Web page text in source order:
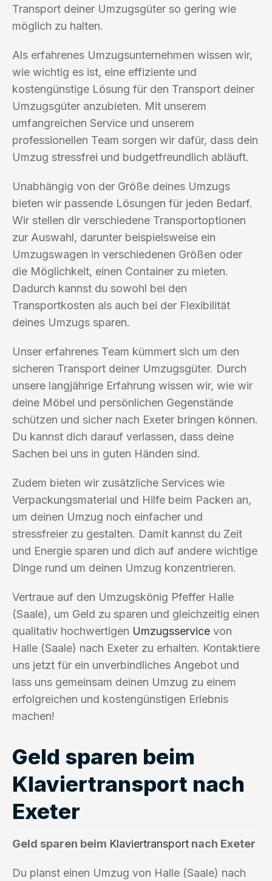
Transport deiner Umzugsgüter so gering wie
möglich zu halten.
Als erfahrenes Umzugsunternehmen wissen wir,
wie wichtig es ist, eine effiziente und
kostengünstige Lösung für den Transport deiner
Umzugsgüter anzubieten. Mit unserem
umfangreichen Service und unserem
professionellen Team sorgen wir dafür, dass dein
Umzug stressfrei und budgetfreundlich abläuft.
Unabhängig von der Größe deines Umzugs
bieten wir passende Lösungen für jeden Bedarf.
Wir stellen dir verschiedene Transportoptionen
zur Auswahl, darunter beispielsweise ein
Umzugswagen in verschiedenen Größen oder
die Möglichkeit, einen Container zu mieten.
Dadurch kannst du sowohl bei den
Transportkosten als auch bei der Flexibilität
deines Umzugs sparen.
Unser erfahrenes Team kümmert sich um den
sicheren Transport deiner Umzugsgüter. Durch
unsere langjährige Erfahrung wissen wir, wie wir
deine Möbel und persönlichen Gegenstände
schützen und sicher nach Exeter bringen können.
Du kannst dich darauf verlassen, dass deine
Sachen bei uns in guten Händen sind.
Zudem bieten wir zusätzliche Services wie
Verpackungsmaterial und Hilfe beim Packen an,
um deinen Umzug noch einfacher und
stressfreier zu gestalten. Damit kannst du Zeit
und Energie sparen und dich auf andere wichtige
Dinge rund um deinen Umzug konzentrieren.
Vertraue auf den Umzugskönig Pfeffer Halle
(Saale), um Geld zu sparen und gleichzeitig einen
qualitativ hochwertigen Umzugsservice von
Halle (Saale) nach Exeter zu erhalten. Kontaktiere
uns jetzt für ein unverbindliches Angebot und
lass uns gemeinsam deinen Umzug zu einem
erfolgreichen und kostengünstigen Erlebnis
machen!
Geld sparen beim
Klaviertransport nach
Exeter
Geld sparen beim Klaviertransport nach Exeter
Du planst einen Umzug von Halle (Saale) nach